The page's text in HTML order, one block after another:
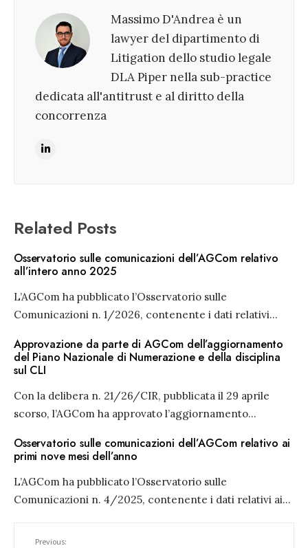
Massimo D'Andrea è un
lawyer del dipartimento di
Litigation dello studio legale
DLA Piper nella sub-practice
dedicata all'antitrust e al diritto della
concorrenza
Related Posts
Osservatorio sulle comunicazioni dell’AGCom relativo
all’intero anno 2025
L’AGCom ha pubblicato l’Osservatorio sulle
Comunicazioni n. 1/2026, contenente i dati relativi...
Approvazione da parte di AGCom dell’aggiornamento
del Piano Nazionale di Numerazione e della disciplina
sul CLI
Con la delibera n. 21/26/CIR, pubblicata il 29 aprile
scorso, l’AGCom ha approvato l’aggiornamento...
Osservatorio sulle comunicazioni dell’AGCom relativo ai
primi nove mesi dell’anno
L’AGCom ha pubblicato l’Osservatorio sulle
Comunicazioni n. 4/2025, contenente i dati relativi ai...
Previous: